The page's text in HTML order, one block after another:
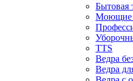
Бытовая
Моющие
TTS
Ведра
Ведра